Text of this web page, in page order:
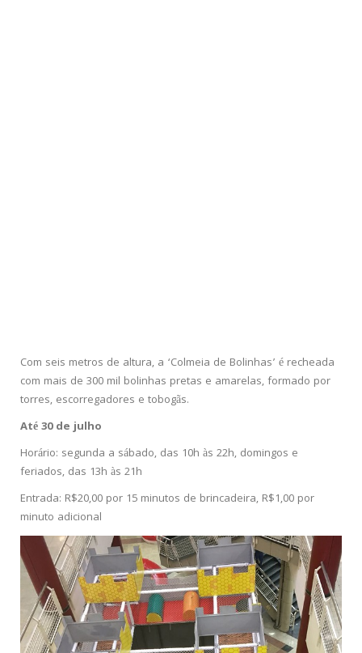
Com seis metros de altura, a ‘Colmeia de Bolinhas’ é recheada
com mais de 300 mil bolinhas pretas e amarelas, formado por
torres, escorregadores e tobogãs.
Até 30 de julho
Horário: segunda a sábado, das 10h às 22h, domingos e
feriados, das 13h às 21h
Entrada: R$20,00 por 15 minutos de brincadeira, R$1,00 por
minuto adicional